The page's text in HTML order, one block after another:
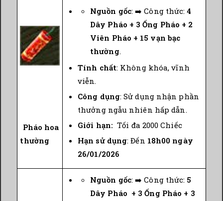
Pháo hoa
thường
Nguồn gốc: ➡️ Công thức:4
Dây Pháo + 3 Ống Pháo + 2
Viên Pháo + 15 vạn bạc
thường.
Tính chất: Không khóa, vĩnh
viễn.
Công dụng: Sử dụng nhận phần
thưởng ngẫu nhiên hấp dẫn.
Giới hạn: Tối đa 2000 Chiếc
Hạn sử dụng: Đến 18h00 ngày
26/01/2026
Nguồn gốc: ➡️ Công thức: 5
Dây Pháo + 3 Ống Pháo + 3